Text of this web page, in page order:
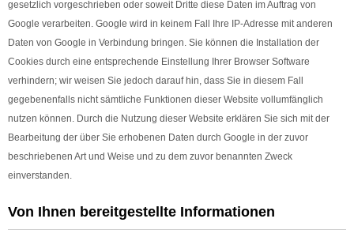
gesetzlich vorgeschrieben oder soweit Dritte diese Daten im Auftrag von
Google verarbeiten. Google wird in keinem Fall Ihre IP-Adresse mit anderen
Daten von Google in Verbindung bringen. Sie können die Installation der
Cookies durch eine entsprechende Einstellung Ihrer Browser Software
verhindern; wir weisen Sie jedoch darauf hin, dass Sie in diesem Fall
gegebenenfalls nicht sämtliche Funktionen dieser Website vollumfänglich
nutzen können. Durch die Nutzung dieser Website erklären Sie sich mit der
Bearbeitung der über Sie erhobenen Daten durch Google in der zuvor
beschriebenen Art und Weise und zu dem zuvor benannten Zweck
einverstanden.
Von Ihnen bereitgestellte Informationen